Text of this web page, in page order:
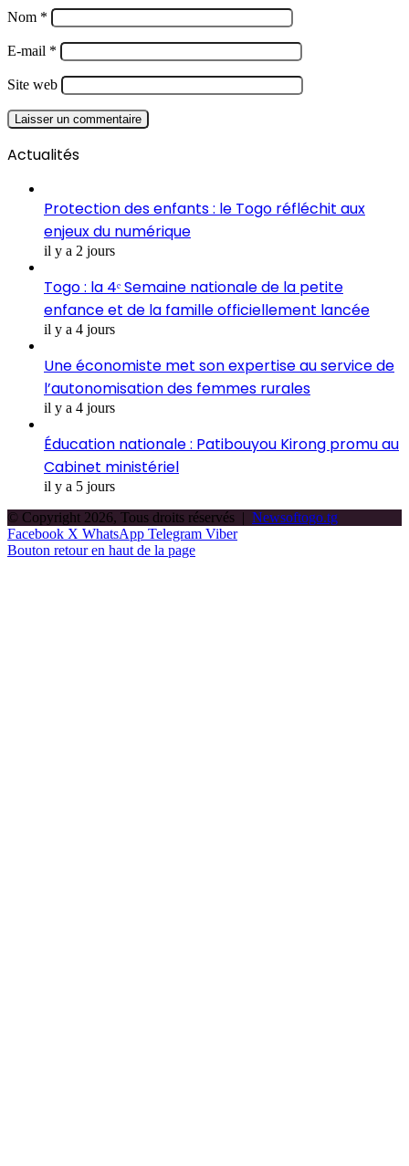
Nom *
E-mail *
Site web
Actualités
Protection des enfants : le Togo réfléchit aux
enjeux du numérique
il y a 2 jours
Togo : la 4ᵉ Semaine nationale de la petite
enfance et de la famille officiellement lancée
il y a 4 jours
Une économiste met son expertise au service de
l’autonomisation des femmes rurales
il y a 4 jours
Éducation nationale : Patibouyou Kirong promu au
Cabinet ministériel
il y a 5 jours
© Copyright 2026, Tous droits réservés | Newsoftogo.tg
Facebook X WhatsApp Telegram Viber
Bouton retour en haut de la page